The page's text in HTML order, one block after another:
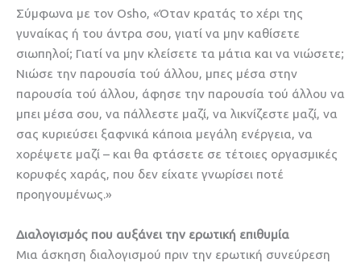
Σύμφωνα με τον Osho, «Όταν κρατάς το χέρι της
γυναίκας ή του άντρα σου, γιατί να μην καθίσετε
σιωπηλοί; Γιατί να μην κλείσετε τα μάτια και να νιώσετε;
Νιώσε την παρουσία τού άλλου, μπες μέσα στην
παρουσία τού άλλου, άφησε την παρουσία τού άλλου να
μπει μέσα σου, να πάλλεστε μαζί, να λικνίζεστε μαζί, να
σας κυριεύσει ξαφνικά κάποια μεγάλη ενέργεια, να
χορέψετε μαζί – και θα φτάσετε σε τέτοιες οργασμικές
κορυφές χαράς, που δεν είχατε γνωρίσει ποτέ
προηγουμένως.»
Διαλογισμός που αυξάνει την ερωτική επιθυμία
Μια άσκηση διαλογισμού πριν την ερωτική συνεύρεση